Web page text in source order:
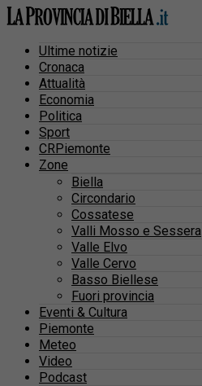
Ultime notizie
Cronaca
Attualità
Economia
Politica
Sport
CRPiemonte
Zone
Biella
Circondario
Cossatese
Valli Mosso e Sessera
Valle Elvo
Valle Cervo
Basso Biellese
Fuori provincia
Eventi & Cultura
Piemonte
Meteo
Video
Podcast